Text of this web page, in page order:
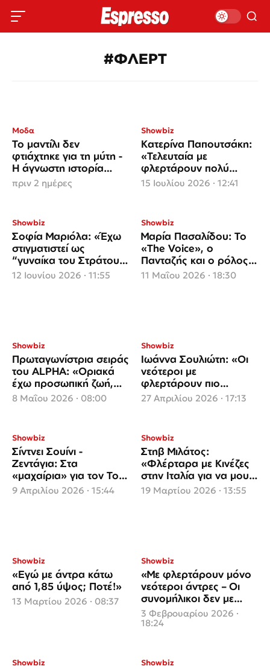
#ΦΛΕΡΤ
Μοδα
Το μαντίλι δεν
φτιάχτηκε για τη μύτη -
Η άγνωστη ιστορία
πίσω από το πιο
παρεξηγημένο
πριν 2 ημέρες
Showbiz
Κατερίνα Παπουτσάκη:
«Τελευταία με
φλερτάρουν πολύ
γυναίκες – Είναι
15 Ιουλίου 2026 · 12:41
Showbiz
Σοφία Μαριόλα: «Έχω
στιγματιστεί ως
“γυναίκα του Στράτου”
και δε με φλερτάρουν»
12 Ιουνίου 2026 · 11:55
Showbiz
Μαρία Πασαλίδου: Το
«The Voice», o
Πανταζής και ο ρόλος
του φλερτ από την
11 Μαΐου 2026 · 18:30
Showbiz
Πρωταγωνίστρια σειράς
του ALPHA: «Οριακά
έχω προσωπική ζωή,
έχω ξεχάσει πως είναι
8 Μαΐου 2026 · 08:00
Showbiz
Ιωάννα Σουλιώτη: «Οι
νεότεροι με
φλερτάρουν πιο
εύκολα»
27 Απριλίου 2026 · 17:13
Showbiz
Σίντνει Σουίνι -
Ζεντάγια: Στα
«μαχαίρια» για τον Τομ
Χόλαντ!
9 Απριλίου 2026 · 15:44
Showbiz
Στηβ Μιλάτος:
«Φλέρταρα με Κινέζες
στην Ιταλία για να μου
πάρουν φαγητό»
19 Μαρτίου 2026 · 13:55
Showbiz
«Εγώ με άντρα κάτω
από 1,85 ύψος; Ποτέ!»
13 Μαρτίου 2026 · 08:37
Showbiz
«Με φλερτάρουν μόνο
νεότεροι άντρες – Οι
συνομήλικοι δεν με
βλέπουν»
3 Φεβρουαρίου 2026 ·
18:24
Showbiz Showbiz